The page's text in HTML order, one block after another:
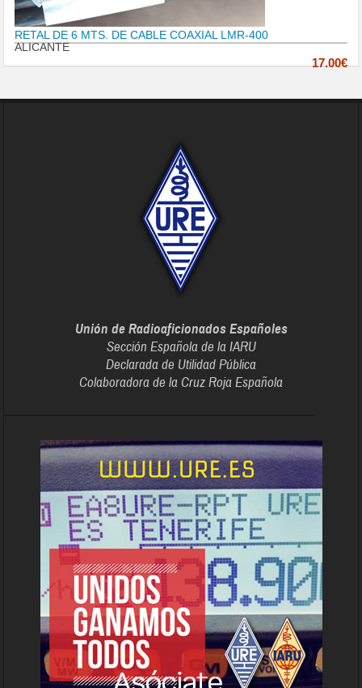
RETAL DE 6 MTS. DE CABLE COAXIAL LMR-400
ALICANTE
17.00€
Unión de Radioaficionados Españoles
Sección Española de la IARU
Declarada de Utilidad Pública
Colaboradora de la Cruz Roja Española